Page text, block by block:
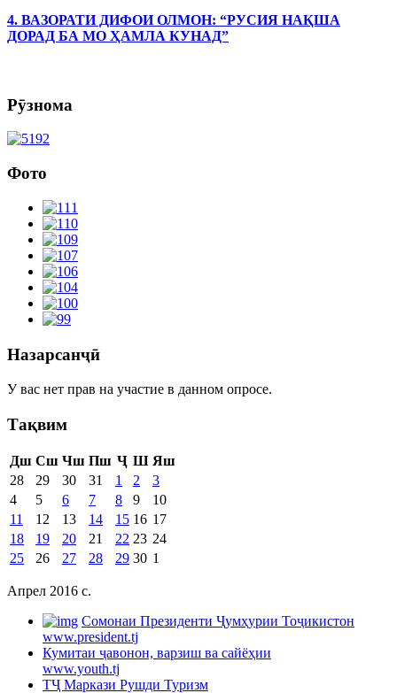
4. ВАЗОРАТИ ДИФОИ ОЛМОН: “РУСИЯ НАҚША
ДОРАД БА МО ҲАМЛА КУНАД”
Рӯзнома
Фото
Назарсанҷӣ
У вас нет прав на участие в данном опросе.
Тақвим
Дш Сш Чш Пш Ҷ Ш Яш
28
29 30 31 1 2
3
4
5 6 7 8 9
10
11
12 13 14 15 16 17
18
19 20 21 22 23 24
25
26 27 28 29 30 1
Апрел 2016 c.
Cомонаи Президенти Ҷумҳурии Тоҷикистон
www.president.tj
Кумитаи ҷавонон, варзиш ва сайёҳии
www.youth.tj
ТҶ Маркази Рушди Туризм